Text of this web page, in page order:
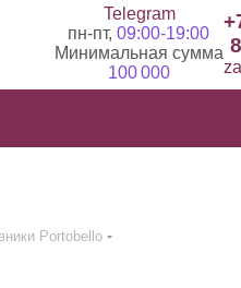
Telegram
пн-пт, 09:00-19:00
Минимальная сумма
100 000
Portobello